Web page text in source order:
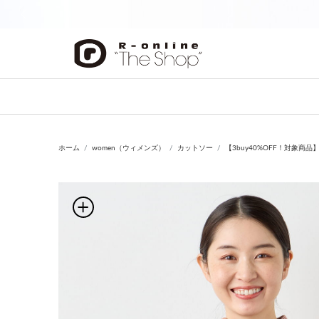
ホーム women（ウィメンズ） カットソー 【3buy40%OFF！対象商品